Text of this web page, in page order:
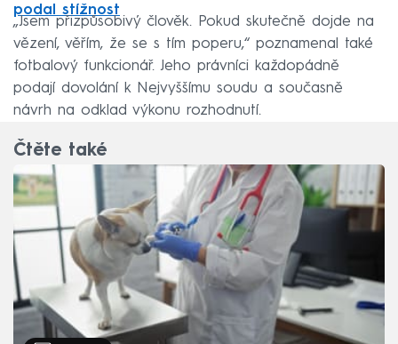
podal stížnost
„Jsem přizpůsobivý člověk. Pokud skutečně dojde na
vězení, věřím, že se s tím poperu,“ poznamenal také
fotbalový funkcionář. Jeho právníci každopádně
podají dovolání k Nejvyššímu soudu a současně
návrh na odklad výkonu rozhodnutí.
Čtěte také